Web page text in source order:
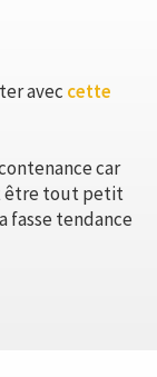
avec cette
car
être tout petit
fasse tendance